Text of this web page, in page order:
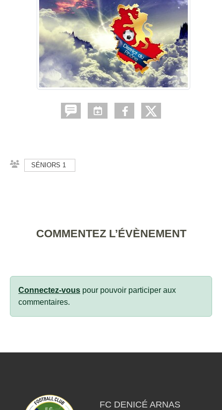
SÉNIORS 1
COMMENTEZ L’ÉVÈNEMENT
Connectez-vous pour pouvoir participer aux
commentaires.
FC DENICÉ ARNAS